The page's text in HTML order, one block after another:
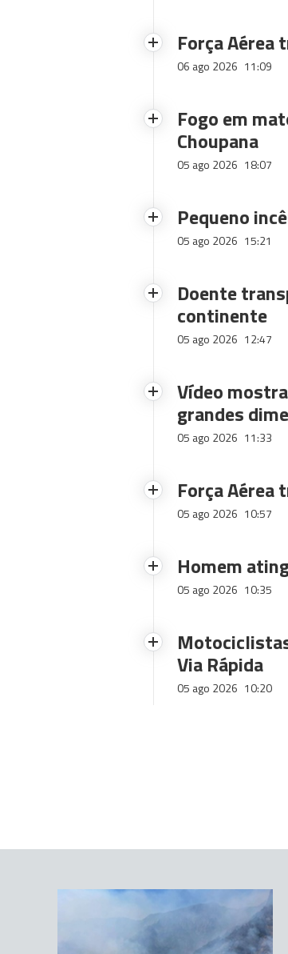
Força Aérea
06 ago 2026 11:09
Fogo em
Choupana
05 ago 2026 18:07
Pequeno
05 ago 2026 15:21
Doente
continente
05 ago 2026 12:47
Vídeo
grandes
05 ago 2026 11:33
Força Aérea
05 ago 2026 10:57
Homem
05 ago 2026 10:35
Via Rápida
05 ago 2026 10:20